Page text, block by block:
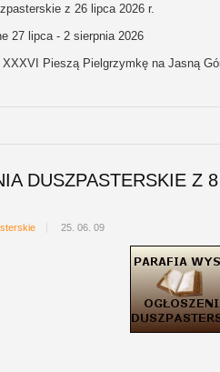
z 26 lipca 2026 r.
27 lipca - 2 sierpnia 2026
XXXVI Pieszą Pielgrzymkę na Jasną
DUSZPASTERSKIE Z
25. 06. 09